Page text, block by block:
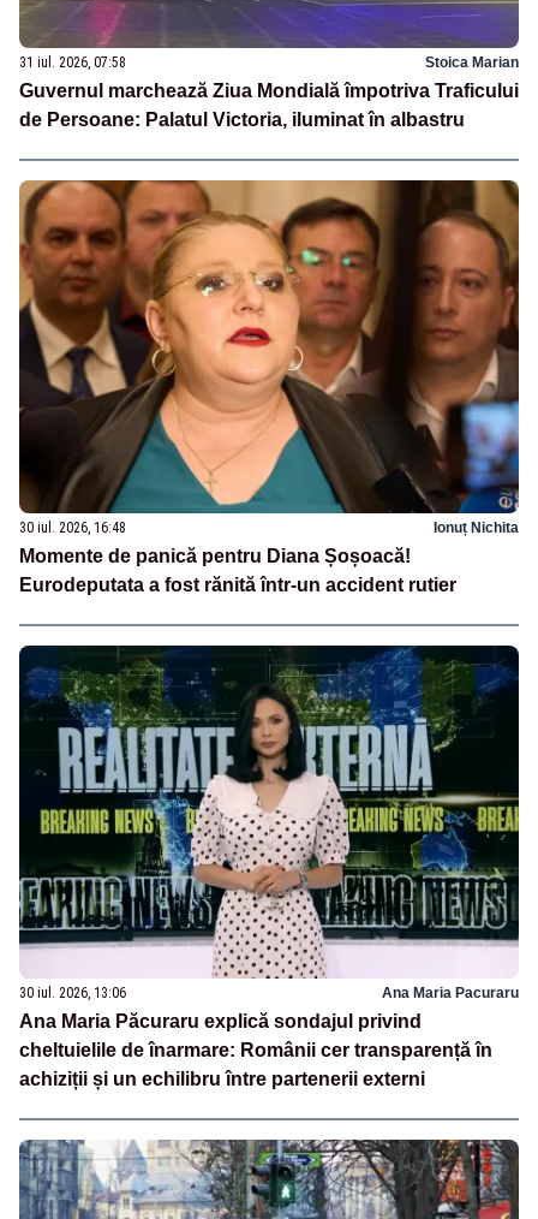
31 iul. 2026, 07:58 Stoica Marian
Guvernul marchează Ziua Mondială împotriva Traficului
de Persoane: Palatul Victoria, iluminat în albastru
30 iul. 2026, 16:48 Ionuț Nichita
Momente de panică pentru Diana Șoșoacă!
Eurodeputata a fost rănită într-un accident rutier
30 iul. 2026, 13:06 Ana Maria Pacuraru
Ana Maria Păcuraru explică sondajul privind
cheltuielile de înarmare: Românii cer transparență în
achiziții și un echilibru între partenerii externi